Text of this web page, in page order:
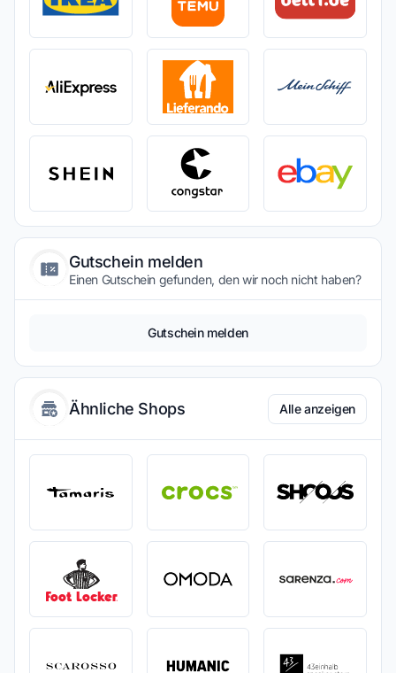
Gutschein melden
Einen Gutschein gefunden, den wir noch nicht haben?
Gutschein melden
Ähnliche Shops Alle anzeigen